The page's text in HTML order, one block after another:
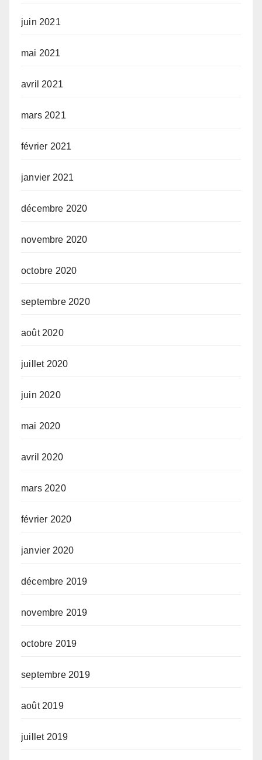
juin 2021
mai 2021
avril 2021
mars 2021
février 2021
janvier 2021
décembre 2020
novembre 2020
octobre 2020
septembre 2020
août 2020
juillet 2020
juin 2020
mai 2020
avril 2020
mars 2020
février 2020
janvier 2020
décembre 2019
novembre 2019
octobre 2019
septembre 2019
août 2019
juillet 2019